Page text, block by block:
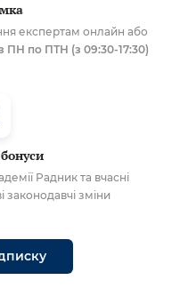
експертам онлайн або
ПН по ПТН (з 09:30-17:30)
Радник та вчасні
законодавчі зміни